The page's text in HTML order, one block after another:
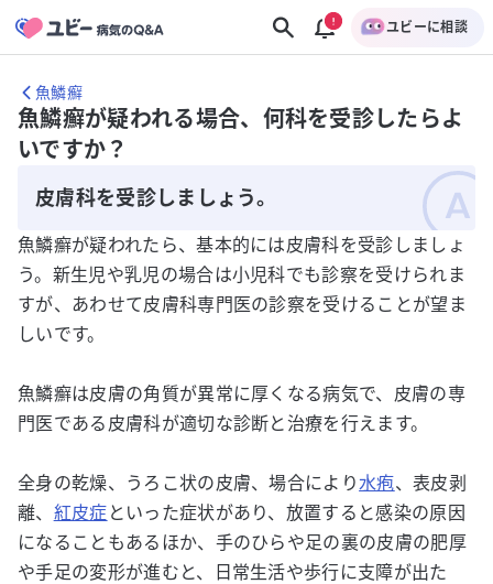
ユビーに相談
魚鱗癬
魚鱗癬が疑われる場合、何科を受診したらよ
いですか？
皮膚科を受診しましょう。
魚鱗癬が疑われたら、基本的には皮膚科を受診しましょ
う。新生児や乳児の場合は小児科でも診察を受けられま
すが、あわせて皮膚科専門医の診察を受けることが望ま
しいです。
魚鱗癬は皮膚の角質が異常に厚くなる病気で、皮膚の専
門医である皮膚科が適切な診断と治療を行えます。
全身の乾燥、うろこ状の皮膚、場合により水疱、表皮剥
離、 紅皮症 といった症状があり、放置すると感染の原因
になることもあるほか、手のひらや足の裏の皮膚の肥厚
や手足の変形が進むと、日常生活や歩行に支障が出た